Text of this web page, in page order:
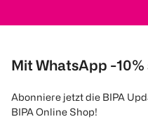
Mit WhatsApp -
Abonniere jetzt die BIPA
BIPA Online Shop!